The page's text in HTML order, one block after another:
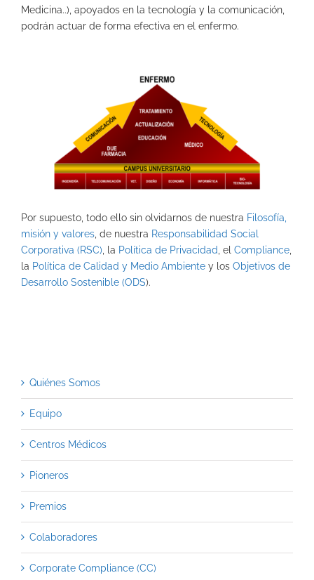
Medicina..), apoyados en la tecnología y la comunicación,
podrán actuar de forma efectiva en el enfermo.
Por supuesto, todo ello sin olvidarnos de nuestra Filosofía,
misión y valores , de nuestra Responsabilidad Social
Corporativa (RSC) , la Política de Privacidad , el Compliance
la Política de Calidad y Medio Ambiente y los Objetivos de
Desarrollo Sostenible (ODS).
Quiénes Somos
Equipo
Centros Médicos
Pioneros
Premios
Colaboradores
Corporate Compliance (CC)